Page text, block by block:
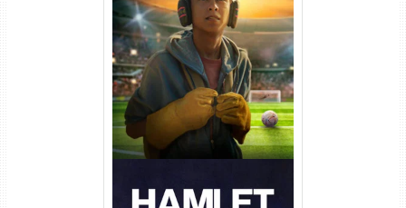
Um Goleiro Muito Improvável
Torrent (2026) WEB-DL 1080p
Dual Áudio